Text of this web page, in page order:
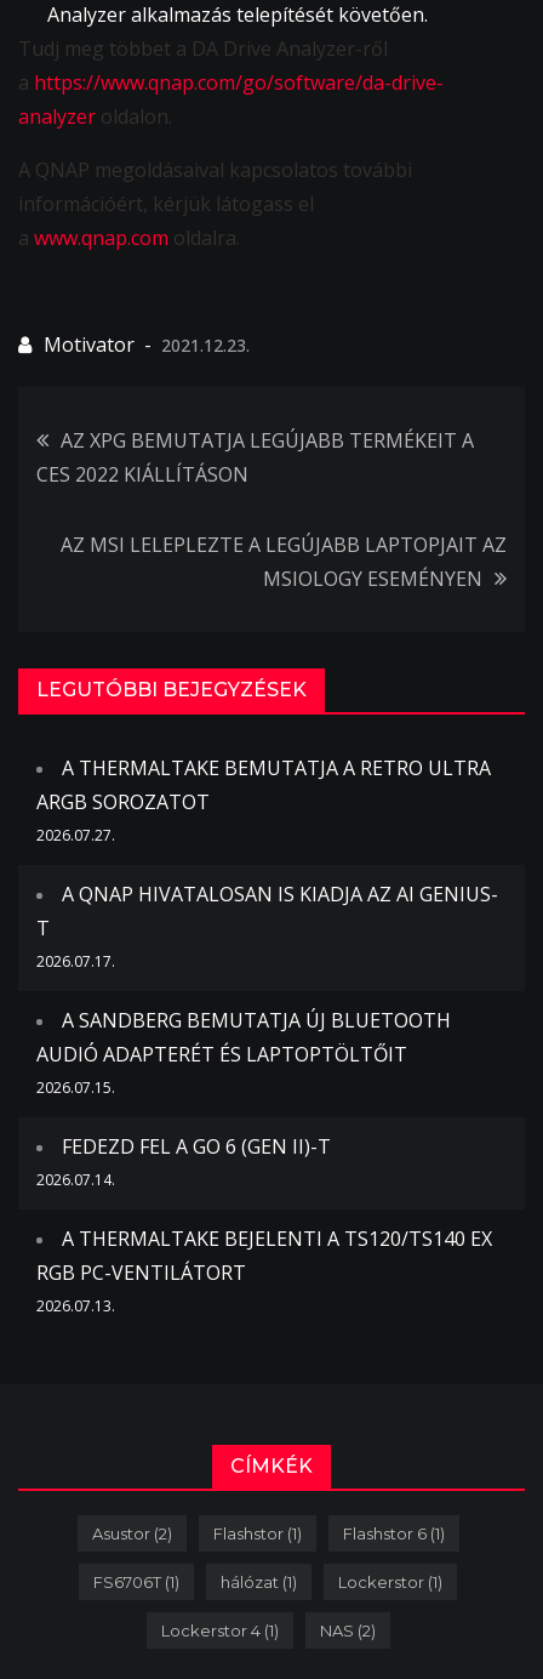
Analyzer alkalmazás telepítését követően.
Tudj meg többet a DA Drive Analyzer-ről
a https://www.qnap.com/go/software/da-drive-
analyzer oldalon.
A QNAP megoldásaival kapcsolatos további
információért, kérjük látogass el
a www.qnap.com oldalra.
2021.12.23.
Bejegyzés
AZ XPG BEMUTATJA LEGÚJABB TERMÉKEIT A
CES 2022 KIÁLLÍTÁSON
AZ MSI LELEPLEZTE A LEGÚJABB LAPTOPJAIT AZ
MSIOLOGY ESEMÉNYEN
LEGUTÓBBI BEJEGYZÉSEK
A THERMALTAKE BEMUTATJA A RETRO ULTRA
ARGB SOROZATOT
2026.07.27.
A QNAP HIVATALOSAN IS KIADJA AZ AI GENIUS-
T
2026.07.17.
A SANDBERG BEMUTATJA ÚJ BLUETOOTH
AUDIÓ ADAPTERÉT ÉS LAPTOPTÖLTŐIT
2026.07.15.
FEDEZD FEL A GO 6 (GEN II)-T
2026.07.14.
A THERMALTAKE BEJELENTI A TS120/TS140 EX
RGB PC-VENTILÁTORT
2026.07.13.
CÍMKÉK
Asustor(2) Flashstor(1) Flashstor 6(1)
FS6706T (1) hálózat (1) Lockerstor (1)
Lockerstor 4(1) NAS (2)